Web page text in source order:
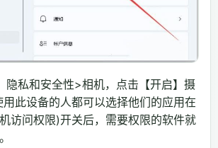
隐私和安全性>相机，点击【开启】摄
此设备的人都可以选择他们的应用在
访问权限)开关后，需要权限的软件就